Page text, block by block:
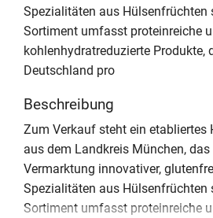
Spezialitäten aus Hülsenfrüchten
Sortiment umfasst proteinreiche
kohlenhydratreduzierte Produkte,
Deutschland pro
Beschreibung
Zum Verkauf steht ein etabliertes
aus dem Landkreis München,
Vermarktung innovativer,
Spezialitäten aus Hülsenfrüchten
Sortiment umfasst proteinreiche